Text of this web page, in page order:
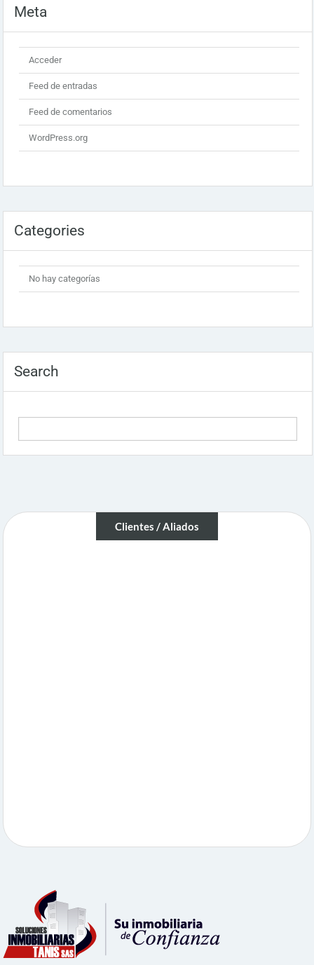
Meta
Acceder
Feed de entradas
Feed de comentarios
WordPress.org
Categories
No hay categorías
Search
Clientes / Aliados